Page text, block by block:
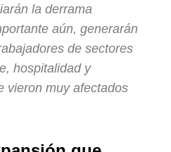
la derrama
aún, generarán
de sectores
hospitalidad y
vieron muy afectados